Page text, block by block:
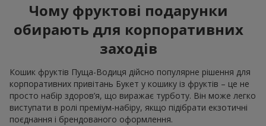
Чому фруктові подарунки
обирають для корпоративних
заходів
Кошик фруктів Пуща-Водиця дійсно популярне рішення для
корпоративних привітань Букет у кошику із фруктів – це не
просто набір здоров’я, що виражає турботу. Він може легко
виступати в ролі преміум-набіру, якщо підібрати екзотичні
поєднання і брендованого оформлення.